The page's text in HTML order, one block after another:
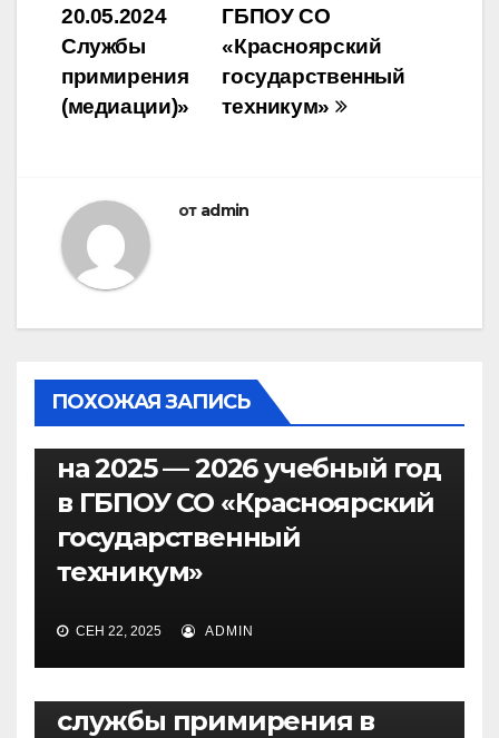
ГБПОУ СО
«Красноярский
государственный
техникум»
20.05.2024
Службы
примирения
(медиации)»
от admin
ПОХОЖАЯ ЗАПИСЬ
План работы Службы
медиации (примирения)
на 2025 — 2026 учебный год
в ГБПОУ СО «Красноярский
государственный
техникум»
СЕН 22, 2025 ADMIN
службы примирения в